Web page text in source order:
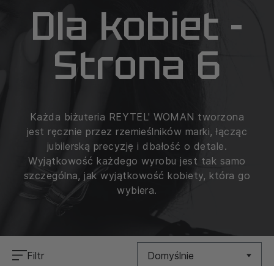
Dla kobiet -
Strona 6
Każda biżuteria REYTEL' WOMAN tworzona
jest ręcznie przez rzemieślników marki, łącząc
jubilerską precyzję i dbałość o detale.
Wyjątkowość każdego wyrobu jest tak samo
szczególna, jak wyjątkowość kobiety, która go
wybiera.
Filtr Domyślnie